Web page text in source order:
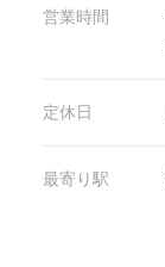
営業時間
定休日
最寄り駅